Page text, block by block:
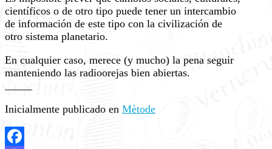
científicos o de otro tipo puede tener un intercambio
de información de este tipo con la civilización de
otro sistema planetario.
En cualquier caso, merece (y mucho) la pena seguir
manteniendo las radioorejas bien abiertas.
Inicialmente publicado en Mètode